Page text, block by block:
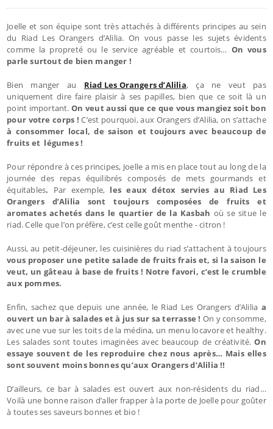
Joelle et son équipe sont très attachés à différents principes au sein
du Riad Les Orangers d’Alilia. On vous passe les sujets évidents
comme la propreté ou le service agréable et courtois… On vous
parle surtout de bien manger !
Bien manger au Riad Les Orangers d’Alilia, ça ne veut pas
uniquement dire faire plaisir à ses papilles, bien que ce soit là un
point important.On veut aussi que ce que vous mangiez soit bon
pour votre corps ! C’est pourquoi, aux Orangers d’Alilia, on s’attache
à consommer local, de saison et toujours avec beaucoup de
fruits et légumes !
Pour répondre à ces principes, Joelle a mis en place tout au long de la
journée des repas équilibrés composés de mets gourmands et
équitables. Par exemple, les eaux détox servies au Riad Les
Orangers d’Alilia sont toujours composées de fruits et
aromates achetés dans le quartier de la Kasbah où se situe le
riad. Celle que l’on préfère, c’est celle goût menthe - citron !
Aussi, au petit-déjeuner, les cuisinières du riad s’attachent à toujours
vous proposer une petite salade de fruits frais et, si la saison le
veut, un gâteau à base de fruits ! Notre favori, c’est le crumble
aux pommes.
Enfin, sachez que depuis une année, le Riad Les Orangers d’Alilia a
ouvert un bar à salades et à jus sur sa terrasse ! On y consomme,
avec une vue sur les toits de la médina, un menu locavore et healthy.
Les salades sont toutes imaginées avec beaucoup de créativité.On
essaye souvent de les reproduire chez nous après… Mais elles
sont souvent moins bonnes qu’aux Orangers d’Alilia !!
D’ailleurs, ce bar à salades est ouvert aux non-résidents du riad…
Voilà une bonne raison d’aller frapper à la porte de Joelle pour goûter
à toutes ses saveurs bonnes et bio !